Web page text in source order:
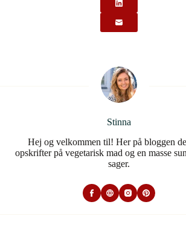
Stinna
Hej og velkommen til! Her på bloggen
opskrifter på vegetarisk mad og en masse
sager.